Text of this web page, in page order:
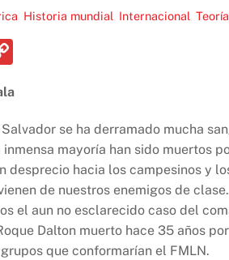
Historia mundial Internacional ,Teoría
p
y
Li
n
k
se ha derramado mucha
mayoría han sido muertos
desprecio hacia los campesinos y
de nuestros enemigos de
el aun no esclarecido caso del
Dalton muerto hace 35 años
que conformarían el FMLN.